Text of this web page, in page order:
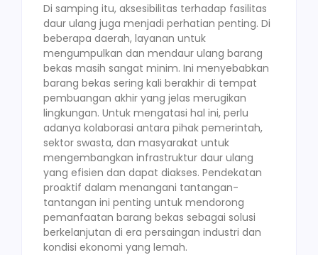
Di samping itu, aksesibilitas terhadap fasilitas
daur ulang juga menjadi perhatian penting. Di
beberapa daerah, layanan untuk
mengumpulkan dan mendaur ulang barang
bekas masih sangat minim. Ini menyebabkan
barang bekas sering kali berakhir di tempat
pembuangan akhir yang jelas merugikan
lingkungan. Untuk mengatasi hal ini, perlu
adanya kolaborasi antara pihak pemerintah,
sektor swasta, dan masyarakat untuk
mengembangkan infrastruktur daur ulang
yang efisien dan dapat diakses. Pendekatan
proaktif dalam menangani tantangan-
tantangan ini penting untuk mendorong
pemanfaatan barang bekas sebagai solusi
berkelanjutan di era persaingan industri dan
kondisi ekonomi yang lemah.